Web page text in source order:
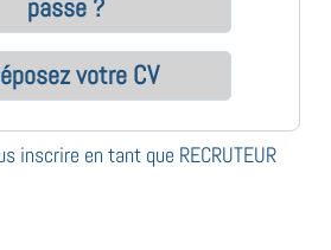
passe ?
votre CV
inscrire en tant que RECRUTEUR